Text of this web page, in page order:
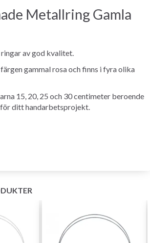
Metallring Gamla
av god kvalitet.
gammal rosa och finns i fyra olika
15, 20, 25 och 30 centimeter beroende
ditt handarbetsprojekt.